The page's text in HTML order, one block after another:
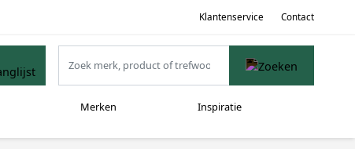
Klantenservice Contact
Merken Inspiratie